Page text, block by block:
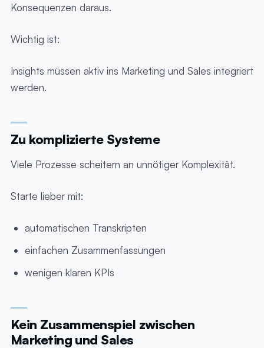
Konsequenzen daraus.
Wichtig ist:
Insights müssen aktiv ins Marketing und Sales integriert
werden.
Zu komplizierte Systeme
Viele Prozesse scheitern an unnötiger Komplexität.
Starte lieber mit:
automatischen Transkripten
einfachen Zusammenfassungen
wenigen klaren KPIs
Kein Zusammenspiel zwischen
Marketing und Sales